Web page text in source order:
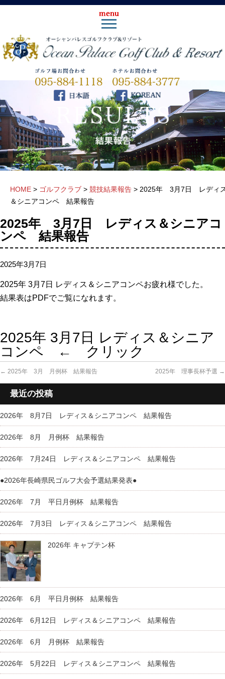
HOME > ゴルフクラブ > 競技結果報告 > 2025年 3月7日 レディ
＆シニアコンペ 結果報告
2025年 3月7日 レディス＆シニアコ
ンペ 結果報告
2025年3月7日
2025年 3月7日 レディス＆シニアコンペお疲れ様でした。
結果表はPDFでご覧になれます。
2025年 3月7日 レディス＆シニア
コンペ ← クリック
← 2025年 3月 月例杯 結果報告 2025年 理事長杯予選 →
最近の投稿
2026年 8月7日 レディス＆シニアコンペ 結果報告
2026年 8月 月例杯 結果報告
2026年 7月24日 レディス＆シニアコンペ 結果報告
●2026年長崎県民ゴルフ大会予選結果発表●
2026年 7月 平日月例杯 結果報告
2026年 7月3日 レディス＆シニアコンペ 結果報告
2026年 キャプテン杯
2026年 6月 平日月例杯 結果報告
2026年 6月12日 レディス＆シニアコンペ 結果報告
2026年 6月 月例杯 結果報告
2026年 5月22日 レディス＆シニアコンペ 結果報告